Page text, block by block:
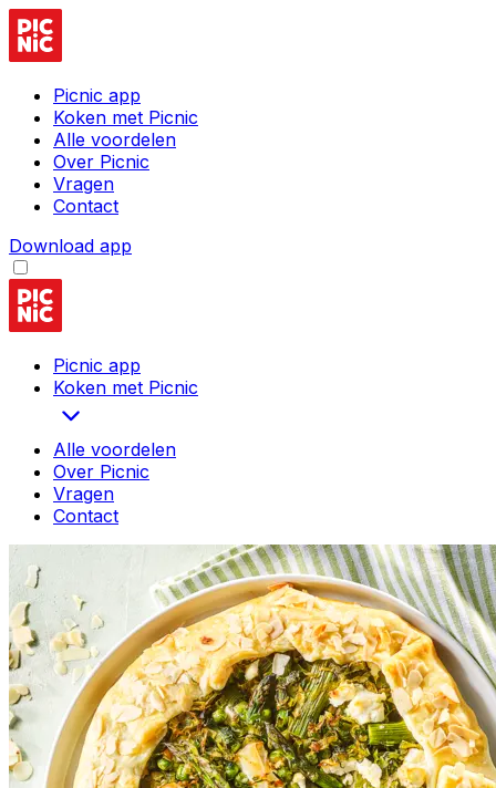
Picnic app
Koken met Picnic
Alle voordelen
Over Picnic
Vragen
Contact
Download app
Picnic app
Koken met Picnic
Alle voordelen
Over Picnic
Vragen
Contact